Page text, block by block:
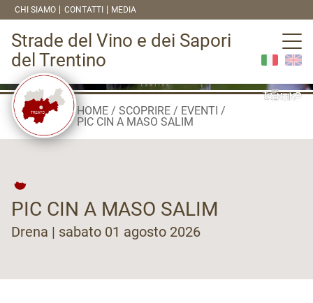
CHI SIAMO CONTATTI MEDIA
Strade del Vino e dei Sapori
del Trentino
HOME SCOPRIRE
EVENTI
PIC CIN A MASO SALIM
PIC CIN A MASO SALIM
Drena | sabato 01 agosto 2026